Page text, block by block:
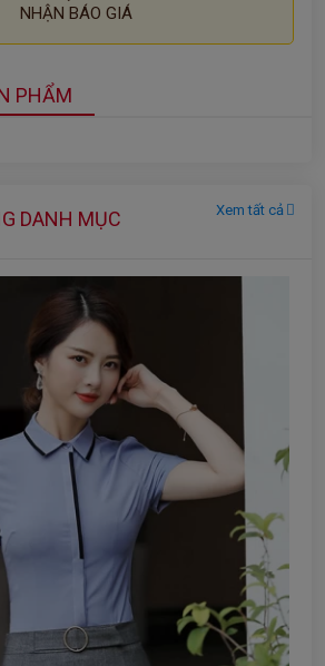
NHẬN BÁO GIÁ
PHẨM
DANH MỤC Xem tất cả